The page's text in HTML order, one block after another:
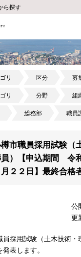
ら探す
リ 区分 募
リ 分野 組
総務部 職員
市職員採用試験（
）【申込期間 令
２２日】最終合格
公
更
採用試験（土木技術・
表します。